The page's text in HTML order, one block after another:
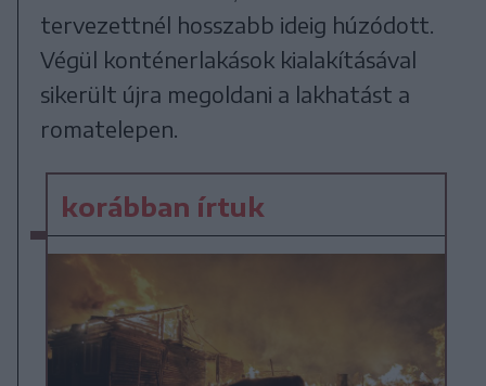
tervezettnél hosszabb ideig húzódott.
Végül konténerlakások kialakításával
sikerült újra megoldani a lakhatást a
romatelepen.
korábban írtuk